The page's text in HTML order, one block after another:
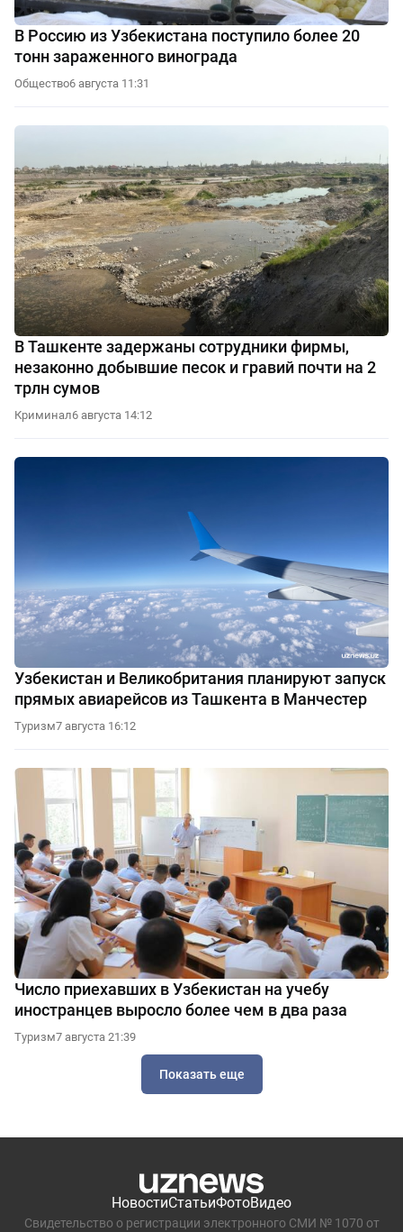
В Россию из Узбекистана поступило более 20
тонн зараженного винограда
Общество6 августа 11:31
В Ташкенте задержаны сотрудники фирмы,
незаконно добывшие песок и гравий почти на 2
трлн сумов
Криминал6 августа 14:12
Узбекистан и Великобритания планируют запуск
прямых авиарейсов из Ташкента в Манчестер
Туризм7 августа 16:12
Число приехавших в Узбекистан на учебу
иностранцев выросло более чем в два раза
Туризм7 августа 21:39
Показать еще
НовостиСтатьиФотоВидео
Свидетельство о регистрации электронного СМИ № 1070 от